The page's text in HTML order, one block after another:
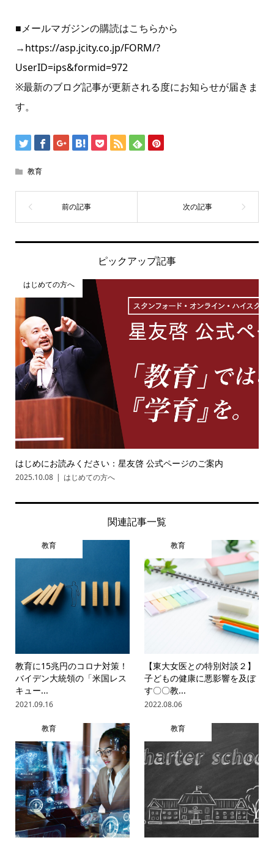
■メールマガジンの購読はこちらから
→https://asp.jcity.co.jp/FORM/?
UserID=ips&formid=972
※最新のブログ記事が更新される度にお知らせが届きま
す。
教育
ピックアップ記事
はじめての方へ
はじめにお読みください：星友啓 公式ページのご案内
2025.10.08 はじめての方へ
関連記事一覧
教育
教育に15兆円のコロナ対策！
バイデン大統領の「米国レス
キュー...
2021.09.16
教育
【東大女医との特別対談２】
子どもの健康に悪影響を及ぼ
す〇〇教...
2022.08.06
教育 教育